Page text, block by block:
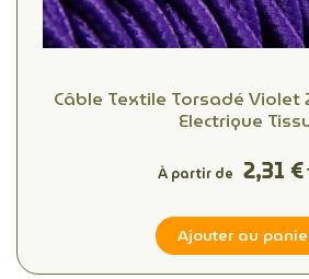
Câble Textile Torsadé Violet
Electrique
À partir de 2,31 €
Ajouter au